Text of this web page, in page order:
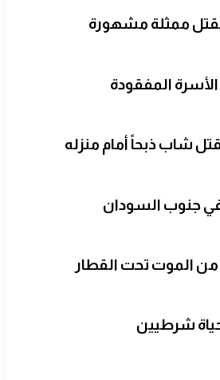
ممثلة مشهورة
المفقودة
شاب ذبحاً أمام منزله
جنوب السودان
الموت تحت القطار
شرطيين